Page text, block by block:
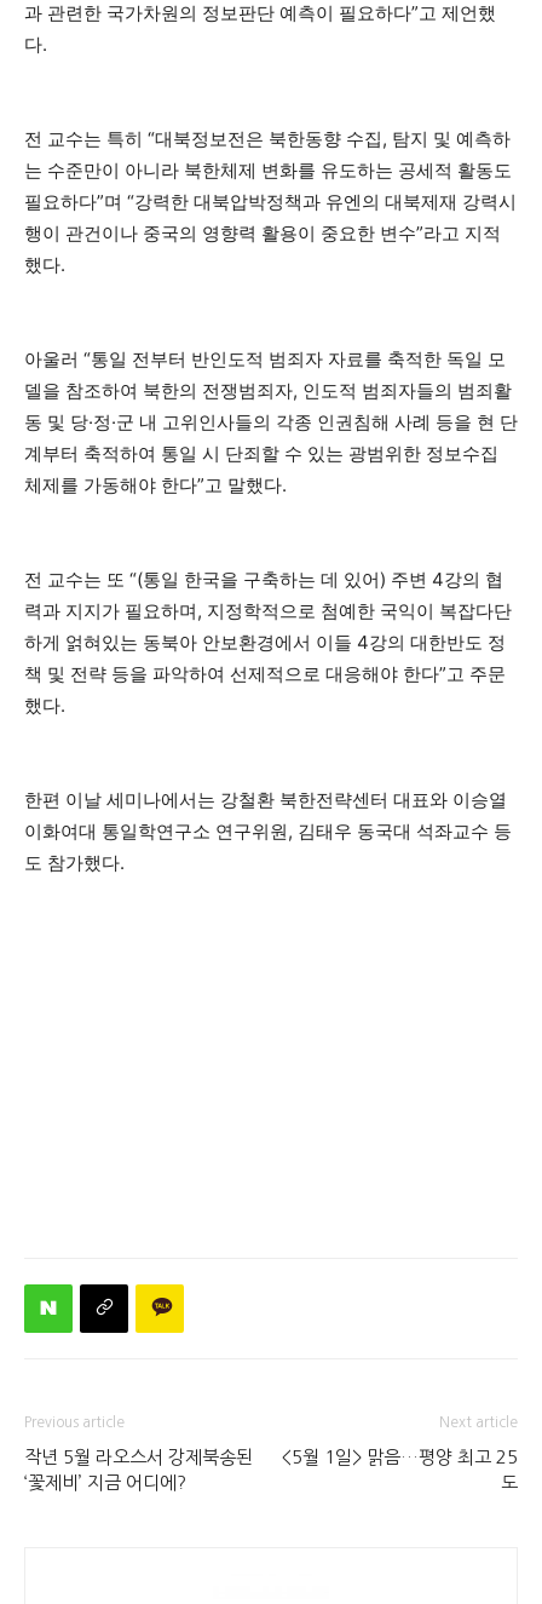
과 관련한 국가차원의 정보판단 예측이 필요하다”고 제언했
다.
전 교수는 특히 “대북정보전은 북한동향 수집, 탐지 및 예측하
는 수준만이 아니라 북한체제 변화를 유도하는 공세적 활동도
필요하다”며 “강력한 대북압박정책과 유엔의 대북제재 강력시
행이 관건이나 중국의 영향력 활용이 중요한 변수”라고 지적
했다.
아울러 “통일 전부터 반인도적 범죄자 자료를 축적한 독일 모
델을 참조하여 북한의 전쟁범죄자, 인도적 범죄자들의 범죄활
동 및 당·정·군 내 고위인사들의 각종 인권침해 사례 등을 현 단
계부터 축적하여 통일 시 단죄할 수 있는 광범위한 정보수집
체제를 가동해야 한다”고 말했다.
전 교수는 또 “(통일 한국을 구축하는 데 있어) 주변 4강의 협
력과 지지가 필요하며, 지정학적으로 첨예한 국익이 복잡다단
하게 얽혀있는 동북아 안보환경에서 이들 4강의 대한반도 정
책 및 전략 등을 파악하여 선제적으로 대응해야 한다”고 주문
했다.
한편 이날 세미나에서는 강철환 북한전략센터 대표와 이승열
이화여대 통일학연구소 연구위원, 김태우 동국대 석좌교수 등
도 참가했다.
Previous article
작년 5월 라오스서 강제북송된
‘꽃제비’ 지금 어디에?
Next article
<5월 1일> 맑음…평양 최고 25
도